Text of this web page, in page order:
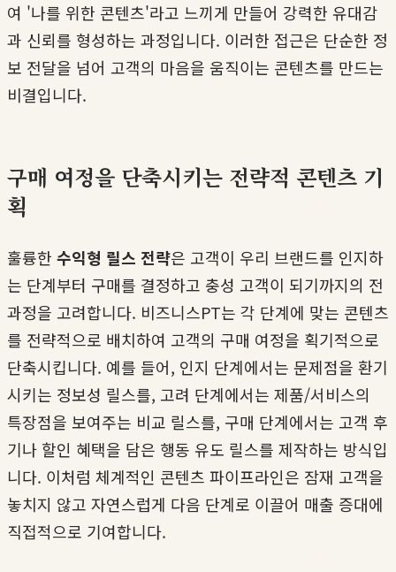
여 '나를 위한 콘텐츠'라고 느끼게 만들어 강력한 유대감
과 신뢰를 형성하는 과정입니다. 이러한 접근은 단순한 정
보 전달을 넘어 고객의 마음을 움직이는 콘텐츠를 만드는
비결입니다.
구매 여정을 단축시키는 전략적 콘텐츠 기
획
훌륭한 수익형 릴스 전략은 고객이 우리 브랜드를 인지하
는 단계부터 구매를 결정하고 충성 고객이 되기까지의 전
과정을 고려합니다. 비즈니스PT는 각 단계에 맞는 콘텐츠
를 전략적으로 배치하여 고객의 구매 여정을 획기적으로
단축시킵니다. 예를 들어, 인지 단계에서는 문제점을 환기
시키는 정보성 릴스를, 고려 단계에서는 제품/서비스의
특장점을 보여주는 비교 릴스를, 구매 단계에서는 고객 후
기나 할인 혜택을 담은 행동 유도 릴스를 제작하는 방식입
니다. 이처럼 체계적인 콘텐츠 파이프라인은 잠재 고객을
놓치지 않고 자연스럽게 다음 단계로 이끌어 매출 증대에
직접적으로 기여합니다.